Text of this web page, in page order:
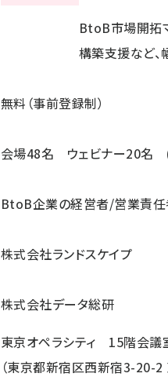
BtoB市場開拓
構築支援など、
無料（事前登録制）
会場48名 ウェビナー20名 (
BtoB企業の経営者/営業責任
株式会社ランドスケイプ
株式会社データ総研
東京オペラシティ 15階会議
（東京都新宿区西新宿3-20-